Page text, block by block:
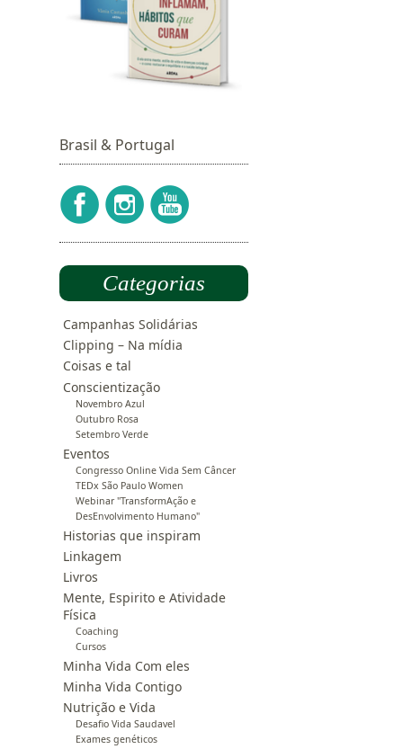
Brasil & Portugal
Categorias
Campanhas Solidárias
Clipping – Na mídia
Coisas e tal
Conscientização
Novembro Azul
Outubro Rosa
Setembro Verde
Eventos
Congresso Online Vida Sem Câncer
TEDx São Paulo Women
Webinar "TransformAção e
DesEnvolvimento Humano"
Historias que inspiram
Linkagem
Livros
Mente, Espirito e Atividade
Física
Coaching
Cursos
Minha Vida Com eles
Minha Vida Contigo
Nutrição e Vida
Desafio Vida Saudavel
Exames genéticos